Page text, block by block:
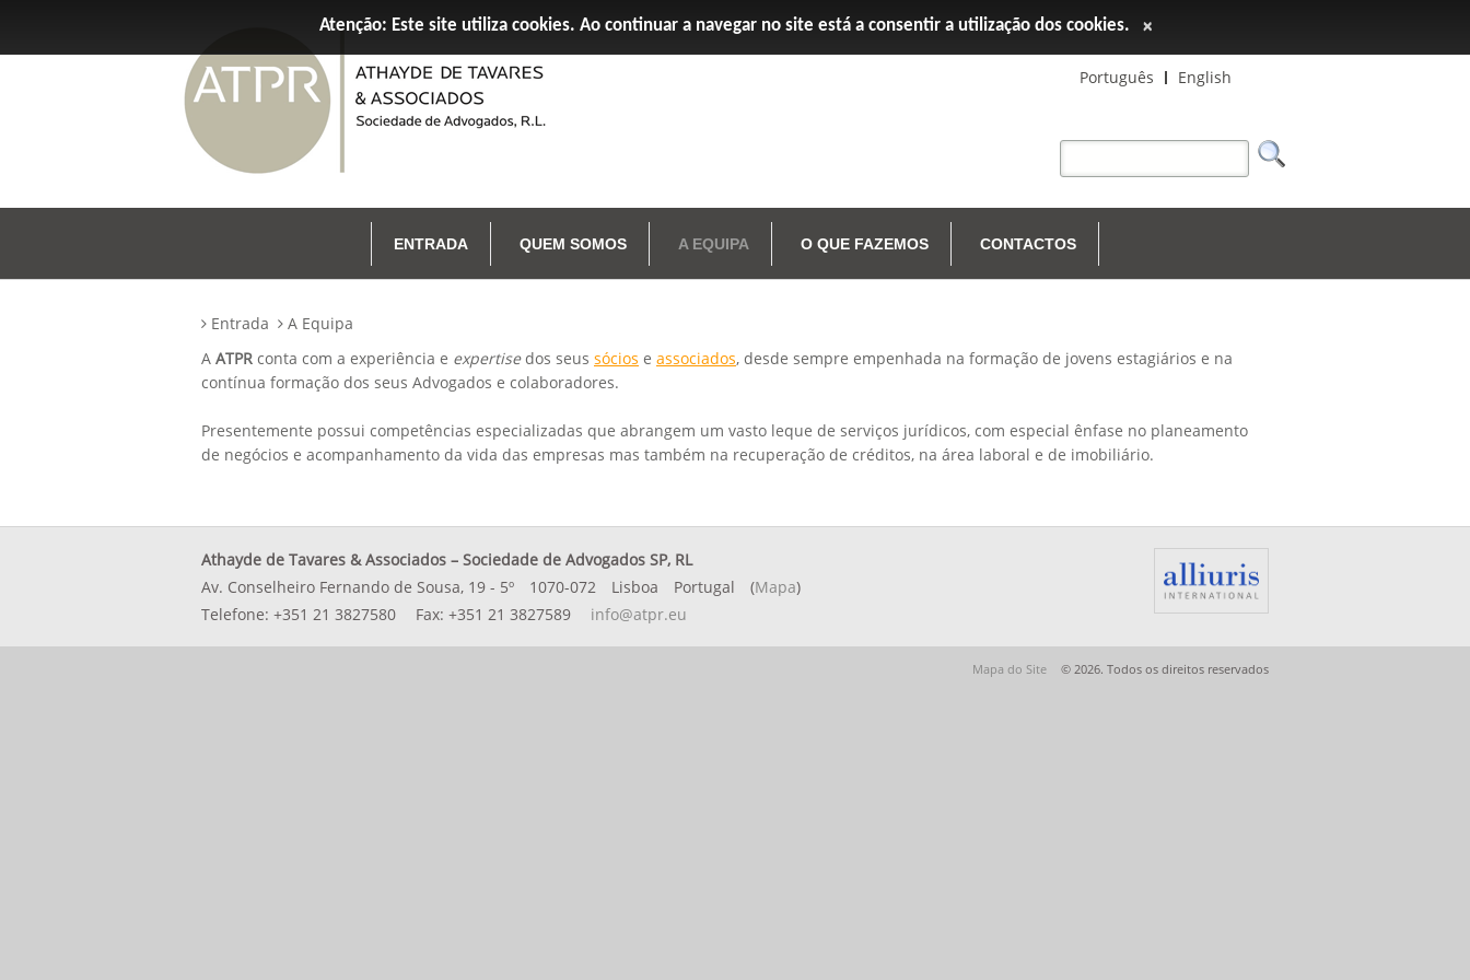
Português English
ENTRADA QUEM SOMOS A EQUIPA O QUE FAZEMOS CONTACTOS
Entrada
A Equipa
A ATPR conta com a experiência e expertisedos seus sócios e associados, desde sempre empenhada na formação de jovens estagiários e na
contínua formação dos seus Advogados e colaboradores.
Presentemente possui competências especializadas que abrangem um vasto leque de serviços jurídicos, com especial ênfase no planeamento
de negócios e acompanhamento da vida das empresas mas também na recuperação de créditos, na área laboral e de imobiliário.
Athayde de Tavares & Associados – Sociedade de Advogados SP, RL
Av. Conselheiro Fernando de Sousa, 19 - 5º
1070-072 Lisboa Portugal (Mapa)
Telefone: +351 21 3827580 Fax: +351 21 3827589 info@atpr.eu
Mapa do Site © 2026. Todos os direitos reservados
Atenção: Este site utiliza cookies. Ao continuar a navegar no site está a consentir a utilização dos cookies. ×